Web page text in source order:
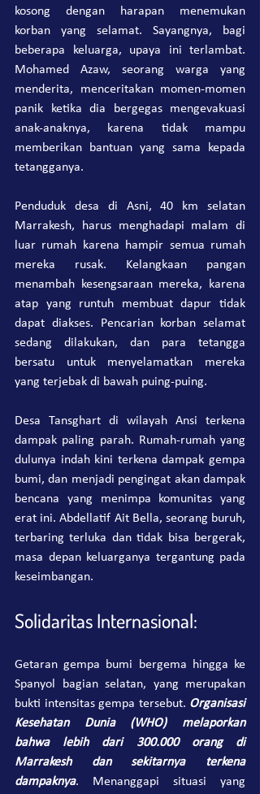
kosong dengan harapan menemukan
korban yang selamat. Sayangnya, bagi
beberapa keluarga, upaya ini terlambat.
Mohamed Azaw, seorang warga yang
menderita, menceritakan momen-momen
panik ketika dia bergegas mengevakuasi
anak-anaknya, karena tidak mampu
memberikan bantuan yang sama kepada
tetangganya.
Penduduk desa di Asni, 40 km selatan
Marrakesh, harus menghadapi malam di
luar rumah karena hampir semua rumah
mereka rusak. Kelangkaan pangan
menambah kesengsaraan mereka, karena
atap yang runtuh membuat dapur tidak
dapat diakses. Pencarian korban selamat
sedang dilakukan, dan para tetangga
bersatu untuk menyelamatkan mereka
yang terjebak di bawah puing-puing.
Desa Tansghart di wilayah Ansi terkena
dampak paling parah. Rumah-rumah yang
dulunya indah kini terkena dampak gempa
bumi, dan menjadi pengingat akan dampak
bencana yang menimpa komunitas yang
erat ini. Abdellatif Ait Bella, seorang buruh,
terbaring terluka dan tidak bisa bergerak,
masa depan keluarganya tergantung pada
keseimbangan.
Solidaritas Internasional:
Getaran gempa bumi bergema hingga ke
Spanyol bagian selatan, yang merupakan
bukti intensitas gempa tersebut. Organisasi
Kesehatan Dunia (WHO) melaporkan
bahwa lebih dari 300.000 orang di
Marrakesh dan sekitarnya terkena
dampaknya. Menanggapi situasi yang